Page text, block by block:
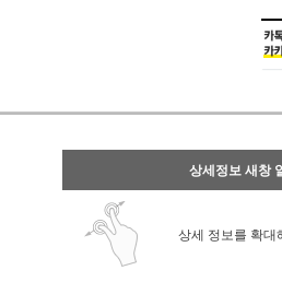
상세정보 새창
상세 정보를 확대